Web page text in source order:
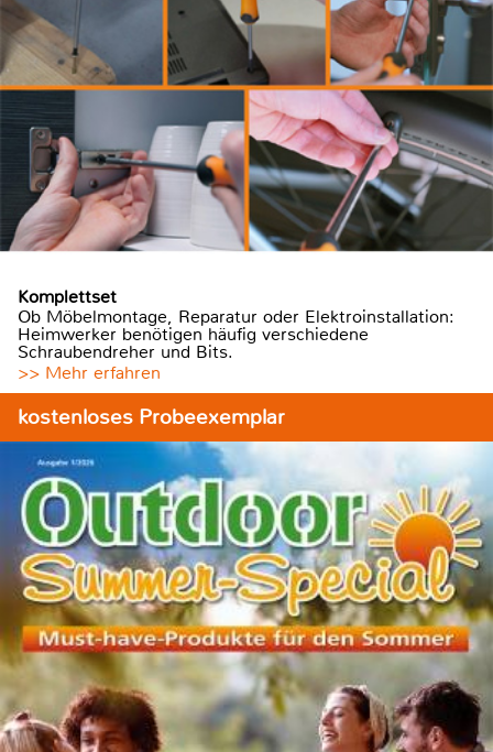
Komplettset
Ob Möbelmontage, Reparatur oder Elektroinstallation:
Heimwerker benötigen häufig verschiedene
Schraubendreher und Bits.
>> Mehr erfahren
kostenloses Probeexemplar